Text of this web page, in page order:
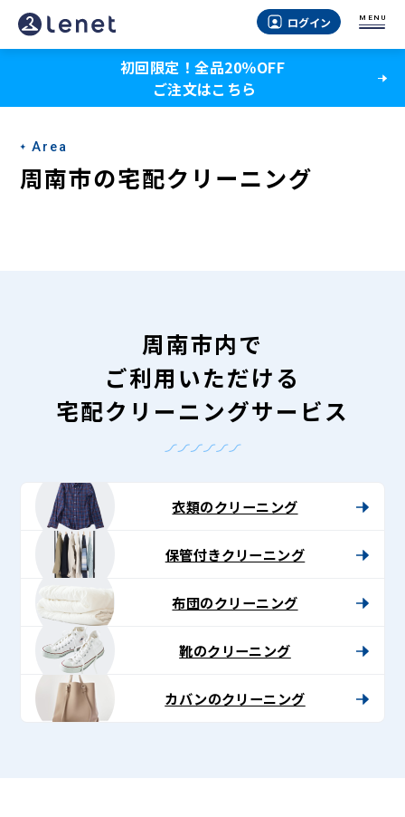
周
南
の
宅
配
ト〉
ログイン MENU
初回限定！全品20％OFF
ご注文はこちら
Area
周南市の宅配クリーニング
周南市内で
ご利用いただける
宅配クリーニングサービス
衣類のクリーニング
保管付きクリーニング
布団のクリーニング
靴のクリーニング
カバンのクリーニング